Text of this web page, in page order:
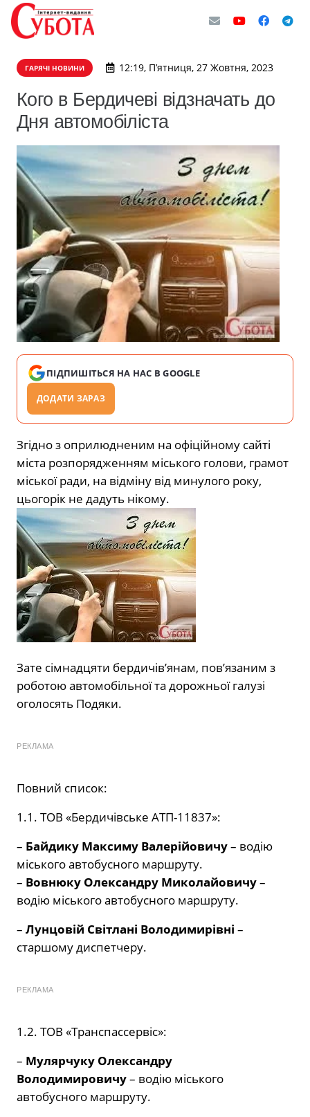
ГАРЯЧІ НОВИНИ 12:19, П’ятниця, 27 Жовтня, 2023
Кого в Бердичеві відзначать до
Дня автомобіліста
ПІДПИШІТЬСЯ НА НАС В GOOGLE
ДОДАТИ ЗАРАЗ
Згідно з оприлюдненим на офіційному сайті
міста розпорядженням міського голови, грамот
міської ради, на відміну від минулого року,
цьогорік не дадуть нікому.
Зате сімнадцяти бердичів’янам, пов’язаним з
роботою автомобільної та дорожньої галузі
оголосять Подяки.
РЕКЛАМА
Повний список:
1.1. ТОВ «Бердичівське АТП-11837»:
– Байдику Максиму Валерійовичу– водію
міського автобусного маршруту.
– Вовнюку Олександру Миколайовичу–
водію міського автобусного маршруту.
– Лунцовій Світлані Володимирівні –
старшому диспетчеру.
РЕКЛАМА
1.2. ТОВ «Транспассервіс»:
– Мулярчуку Олександру
Володимировичу– водію міського
автобусного маршруту.